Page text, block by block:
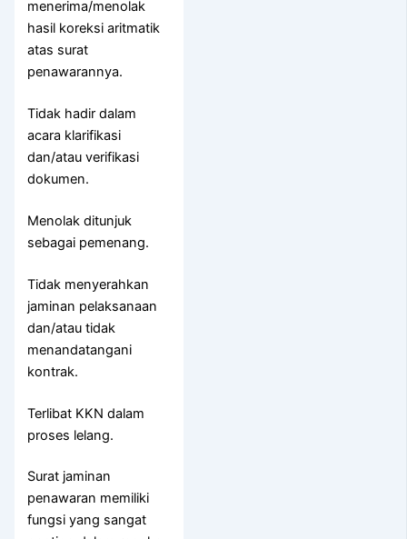
menerima/menolak
hasil koreksi aritmatik
atas surat
penawarannya.
Tidak hadir dalam
acara klarifikasi
dan/atau verifikasi
dokumen.
Menolak ditunjuk
sebagai pemenang.
Tidak menyerahkan
jaminan pelaksanaan
dan/atau tidak
menandatangani
kontrak.
Terlibat KKN dalam
proses lelang.
Surat jaminan
penawaran memiliki
fungsi yang sangat